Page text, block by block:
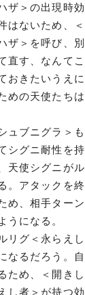
ザ＞の出現時
はないため、
ザ＞を呼び、
直す、なんて
おきたいうえ
めの天使たち
ュブニグラ＞
シグニ耐性を
天使シグニが
。アタックを
め、相手ター
うになる。
リグ＜永らえ
なるだろう。
ため、＜開き
し者＞が持つ